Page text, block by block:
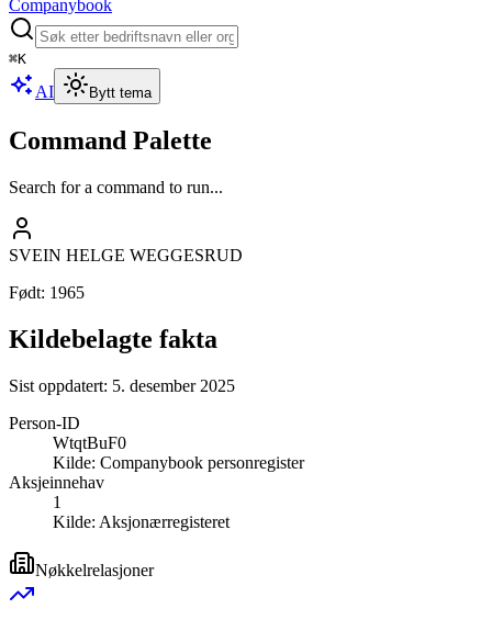
Companybook
⌘K
AI Bytt tema
Command Palette
Search for a command to run...
SVEIN HELGE WEGGESRUD
Født: 1965
Kildebelagte fakta
Sist oppdatert: 5. desember 2025
Person-ID
WtqtBuF0
Kilde: Companybook personregister
Aksjeinnehav
1
Kilde: Aksjonærregisteret
Nøkkelrelasjoner